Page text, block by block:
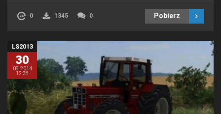
0 1345 0 Pobierz
LS2013
30
08.2014
12:36